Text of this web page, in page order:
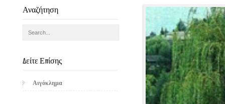
Αναζήτηση
Δείτε Επίσης
Αιγόκλημα